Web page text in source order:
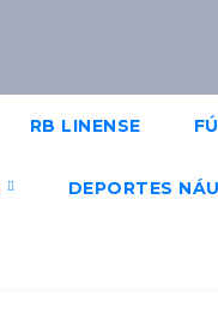
RB LINENSE
DEPORTES